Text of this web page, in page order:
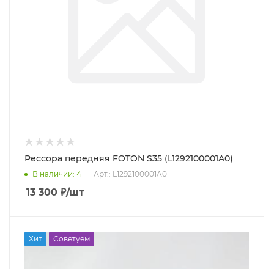
Рессора передняя FOTON S35 (L1292100001A0)
В наличии: 4 Арт.: L1292100001A0
13 300 ₽/шт
Хит Советуем